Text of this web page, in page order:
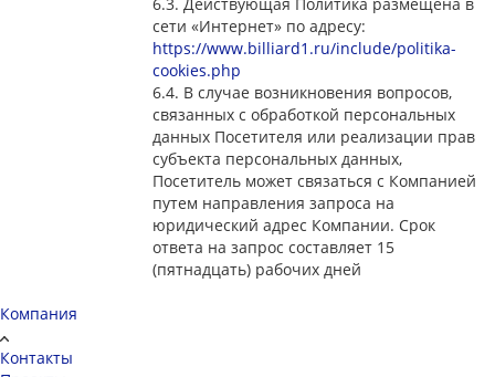
6.3. Действующая Политика размещена в
сети «Интернет» по адресу:
https://www.billiard1.ru/include/politika-
cookies.php
6.4. В случае возникновения вопросов,
связанных с обработкой персональных
данных Посетителя или реализации прав
субъекта персональных данных,
Посетитель может связаться с Компанией
путем направления запроса на
юридический адрес Компании. Срок
ответа на запрос составляет 15
(пятнадцать) рабочих дней
Компания
Контакты